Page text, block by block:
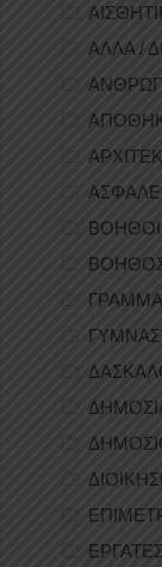
ΑΛΛΑ /
ΕΡΓΑΤΕΣ